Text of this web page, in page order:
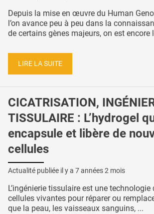
Depuis la mise en œuvre du Human
l’on avance peu à peu dans la
de certains gènes majeurs, on est encore
LIRE LA SUITE
CICATRISATION,
TISSULAIRE : L’hydrogel
encapsule et libère de
cellules
Actualité publiée il y a 7 années 2 mois
L’ingénierie tissulaire est une
cellules vivantes pour réparer ou
que la peau, les vaisseaux sanguins, ...